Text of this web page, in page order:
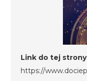
Link do tej
https://